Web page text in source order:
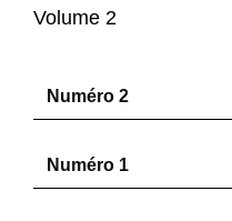
Volume 2
Numéro 2
Numéro 1